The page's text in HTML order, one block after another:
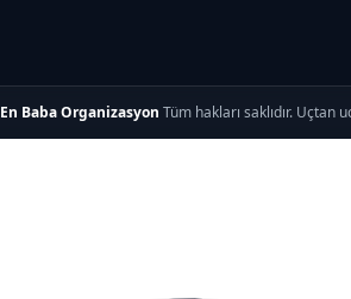
En Baba Organizasyon Tüm hakları saklıdır. Uçtan